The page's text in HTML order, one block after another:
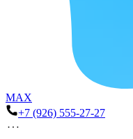
MAX
+7 (926) 555-27-27